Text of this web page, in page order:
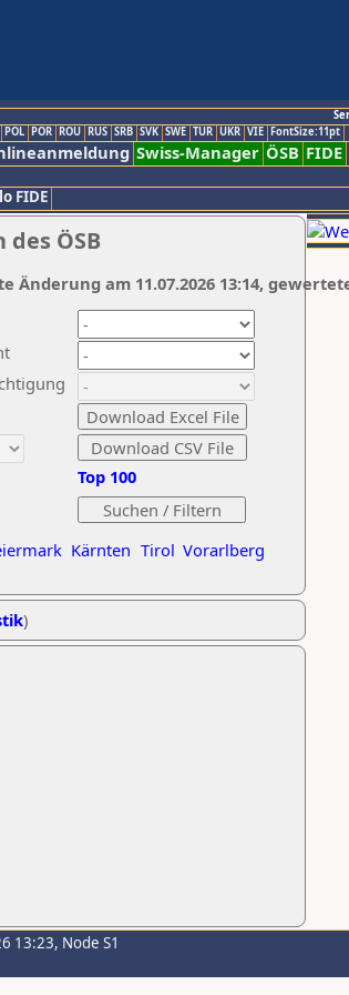
POL POR ROU RUS SRB SVK SWE TUR UKR VIE FontSize:11pt
Swiss-Manager ÖSB FIDE
FIDE
ÖSB
Kärnten Tirol Vorarlberg
Top 100
Änderung am 11.07.2026 13:14,
)
13:23, Node S1